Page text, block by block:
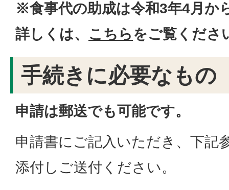
※食事代の助成は令和3年4月か
詳しくは、 こちらをご覧くださ
手続きに必要なもの
申請は郵送でも可能です。
申請書にご記入いただき、下記
添付しご送付ください。